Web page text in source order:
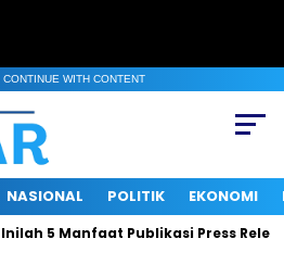
WITH CONTENT
NASIONAL POLITIK EKONOMI
Manfaat Publikasi Press Release